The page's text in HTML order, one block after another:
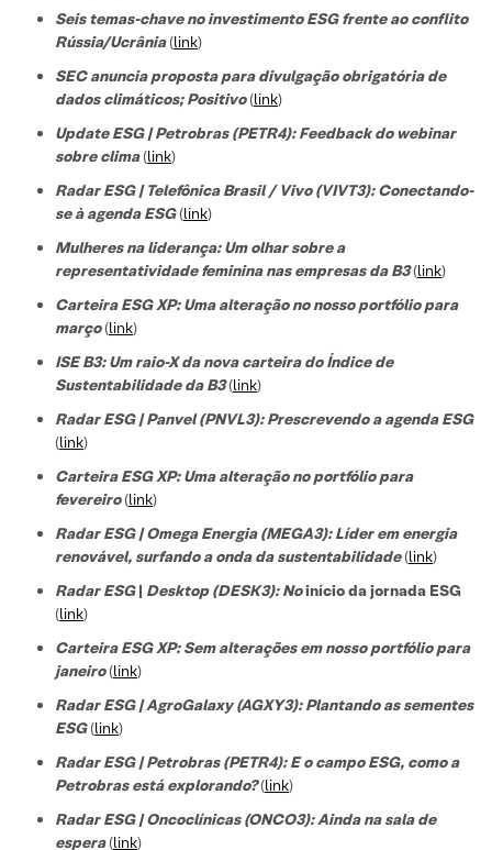
Seis temas-chave no investimento ESG frente ao conflito
Rússia/Ucrânia(link)
SEC anuncia proposta para divulgação obrigatória de
dados climáticos; Positivo(link)
Update ESG | Petrobras (PETR4): Feedback do webinar
sobre clima(link)
Radar ESG | Telefônica Brasil / Vivo (VIVT3): Conectando-
se à agenda ESG(link)
Mulheres na liderança: Um olhar sobre a
representatividade feminina nas empresas da B3(link)
Carteira ESG XP: Uma alteração no nosso portfólio para
março(link)
ISE B3: Um raio-X da nova carteira do Índice de
Sustentabilidade da B3(link)
Radar ESG | Panvel (PNVL3): Prescrevendo a agenda ESG
(link)
Carteira ESG XP: Uma alteração no portfólio para
fevereiro(link)
Radar ESG | Omega Energia (MEGA3): Líder em energia
renovável, surfando a onda da sustentabilidade(link)
Radar ESG| Desktop (DESK3): Noinício da jornada ESG
(link)
Carteira ESG XP: Sem alterações em nosso portfólio para
janeiro(link)
Radar ESG | AgroGalaxy (AGXY3): Plantando as sementes
ESG(link)
Radar ESG | Petrobras (PETR4): E o campo ESG, como a
Petrobras está explorando?(link)
Radar ESG | Oncoclínicas (ONCO3): Ainda na sala de
espera(link)